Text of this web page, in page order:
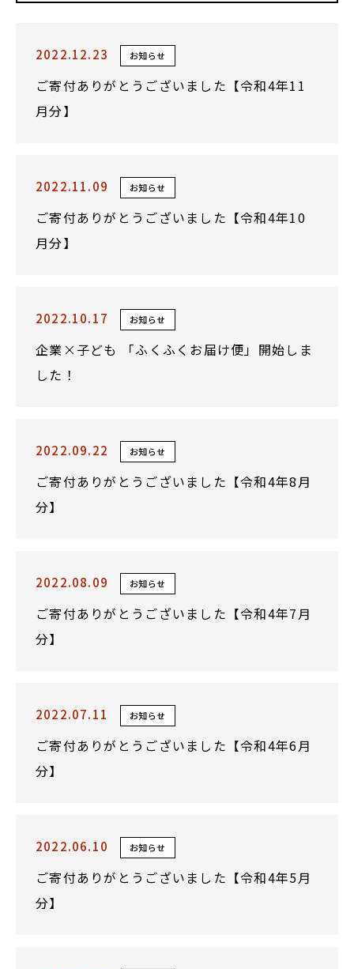
2022.12.23 お知らせ
ご寄付ありがとうございました【令和4年11
月分】
2022.11.09 お知らせ
ご寄付ありがとうございました【令和4年10
月分】
2022.10.17 お知らせ
企業×子ども 「ふくふくお届け便」開始しま
した！
2022.09.22 お知らせ
ご寄付ありがとうございました【令和4年8月
分】
2022.08.09 お知らせ
ご寄付ありがとうございました【令和4年7月
分】
2022.07.11 お知らせ
ご寄付ありがとうございました【令和4年6月
分】
2022.06.10 お知らせ
ご寄付ありがとうございました【令和4年5月
分】